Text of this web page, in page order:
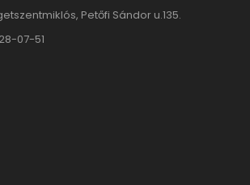
Petőfi Sándor u.135.
07-51